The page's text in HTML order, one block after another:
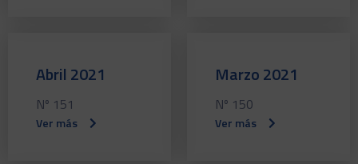
Abril 2021
Nº 151
Ver más
Marzo 2021
Nº 150
Ver más